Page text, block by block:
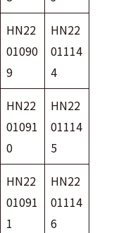
HN22
01090
9
HN22
01114
4
HN22
01091
0
HN22
01114
5
HN22
01091
1
HN22
01114
6